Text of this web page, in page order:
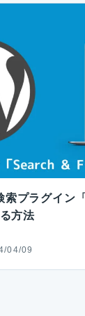
プラグイン
方法
04/09